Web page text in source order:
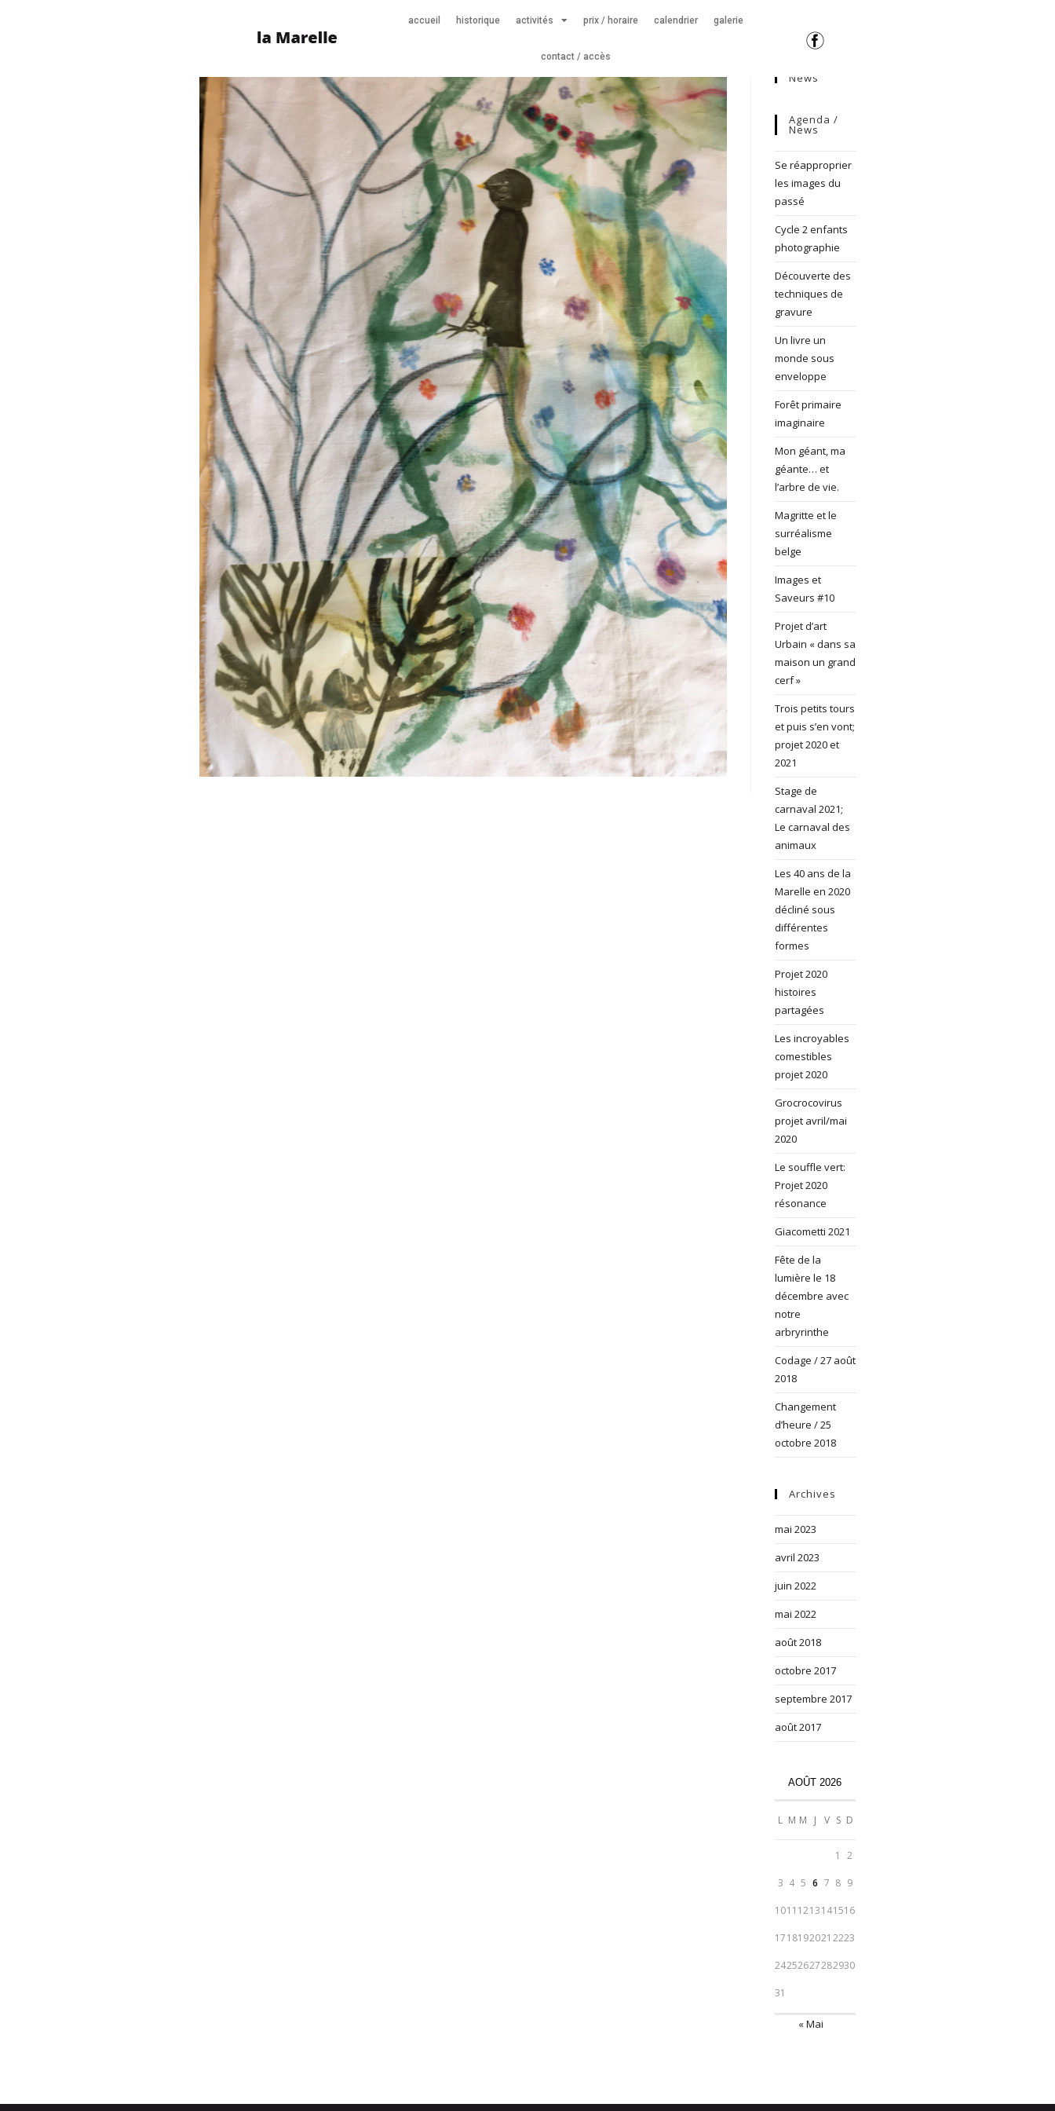
accueil historique activités prix / horaire calendrier galerie
contact / accès
News
Agenda /
News
Se réapproprier
les images du
passé
Cycle 2 enfants
photographie
Découverte des
techniques de
gravure
Un livre un
monde sous
enveloppe
Forêt primaire
imaginaire
Mon géant, ma
géante… et
l’arbre de vie.
Magritte et le
surréalisme
belge
Images et
Saveurs #10
Projet d’art
Urbain « dans sa
maison un grand
cerf »
Trois petits tours
et puis s’en vont;
projet 2020 et
2021
Stage de
carnaval 2021;
Le carnaval des
animaux
Les 40 ans de la
Marelle en 2020
décliné sous
différentes
formes
Projet 2020
histoires
partagées
Les incroyables
comestibles
projet 2020
Grocrocovirus
projet avril/mai
2020
Le souffle vert:
Projet 2020
résonance
Giacometti 2021
Fête de la
lumière le 18
décembre avec
notre
arbryrinthe
Codage / 27 août
2018
Changement
d’heure / 25
octobre 2018
Archives
mai 2023
avril 2023
juin 2022
mai 2022
août 2018
octobre 2017
septembre 2017
août 2017
AOÛT 2026
L M M J V S D
1 2
3 4 5 6 7 8 9
1011 1213141516
1718192021 2223
24252627282930
31
« Mai